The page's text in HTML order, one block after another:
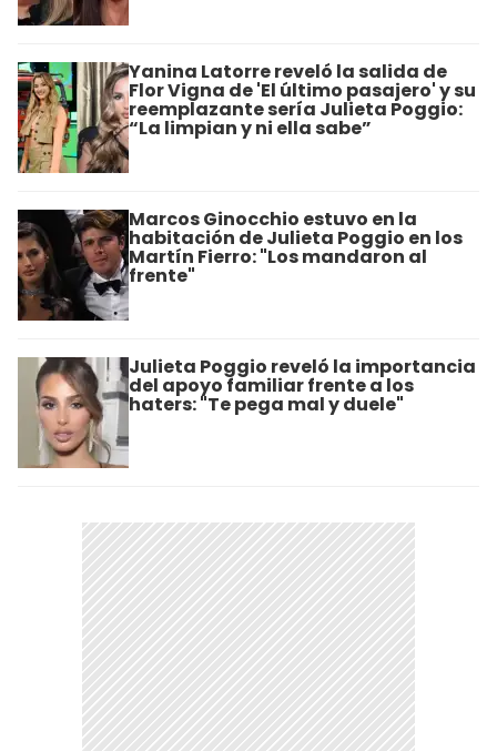
Yanina Latorre reveló la salida de
Flor Vigna de 'El último pasajero' y su
reemplazante sería Julieta Poggio:
“La limpian y ni ella sabe”
Marcos Ginocchio estuvo en la
habitación de Julieta Poggio en los
Martín Fierro: "Los mandaron al
frente"
Julieta Poggio reveló la importancia
del apoyo familiar frente a los
haters: "Te pega mal y duele"